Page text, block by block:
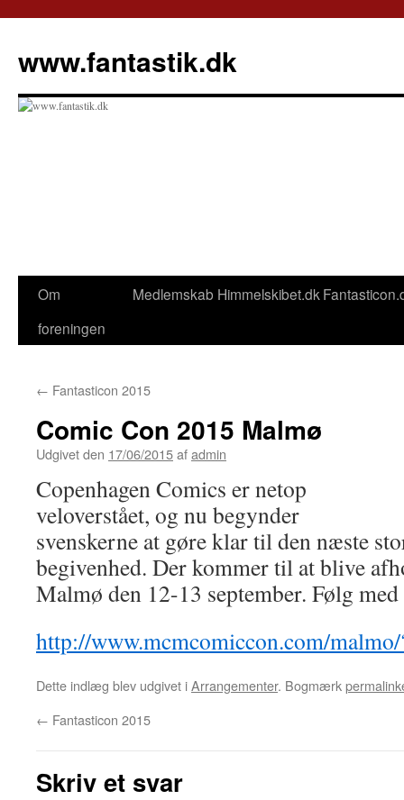
indhold
www.fantastik.dk
Om
foreningen
Medlemskab Himmelskibet.dk
← Fantasticon 2015
Comic Con 2015 Malmø
Udgivet den 17/06/2015afadmin
Copenhagen Comics er netop
veloverstået, og nu begynder
svenskerne at gøre klar til den næste
begivenhed. Der kommer til at blive
Malmø den 12-13 september. Følg
http://www.mcmcomiccon.com/
Dette indlæg blev udgivet iArrangementer. Bogmærk
← Fantasticon 2015
Skriv et svar